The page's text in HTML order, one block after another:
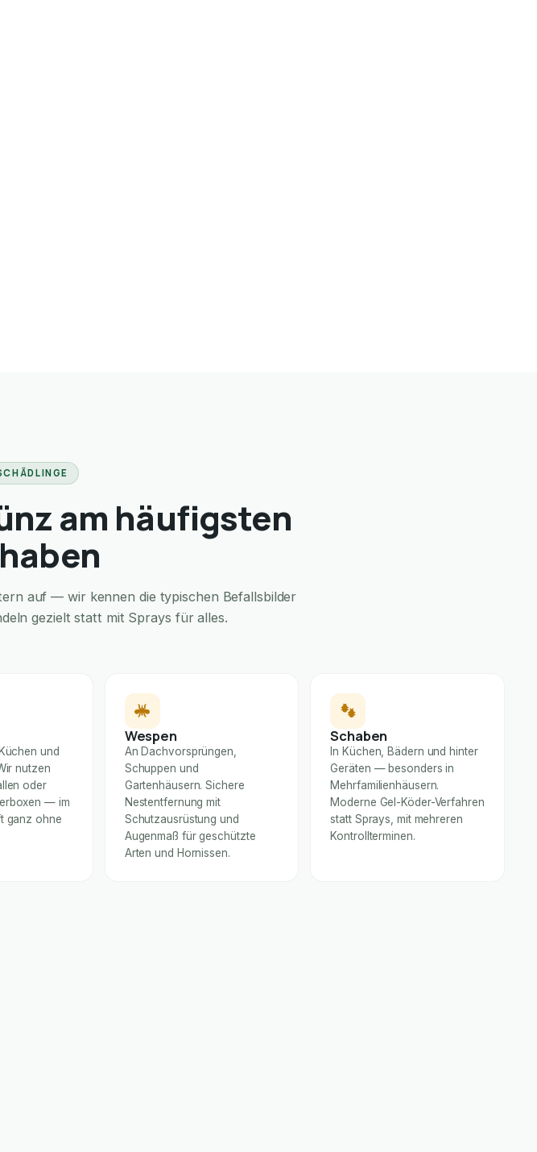
am häufigsten
auf — wir kennen die typischen Befallsbilder
gezielt statt mit Sprays für alles.
und
nutzen
oder
— im
ganz ohne
Wespen
An Dachvorsprüngen,
Schuppen und
Gartenhäusern. Sichere
Nestentfernung mit
Schutzausrüstung und
Augenmaß für geschützte
Arten und Hornissen.
Schaben
In Küchen, Bädern und hinter
Geräten — besonders in
Mehrfamilienhäusern.
Moderne Gel-Köder-Verfahren
statt Sprays, mit mehreren
Kontrollterminen.